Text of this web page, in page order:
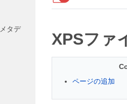
タデ
XPSファ
ページの追加